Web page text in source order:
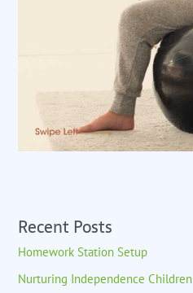
Recent Posts
Homework Station Setup
Nurturing Independence Children